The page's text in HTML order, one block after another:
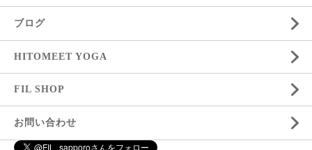
ブログ
HITOMEET YOGA
FIL SHOP
お問い合わせ